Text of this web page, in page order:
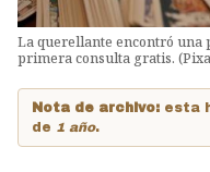
La querellante encontró una
primera consulta gratis.
Nota de archivo: esta
de 1 año.